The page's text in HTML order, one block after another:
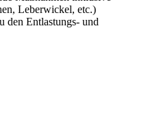
Leberwickel, etc.)
den Entlastungs- und